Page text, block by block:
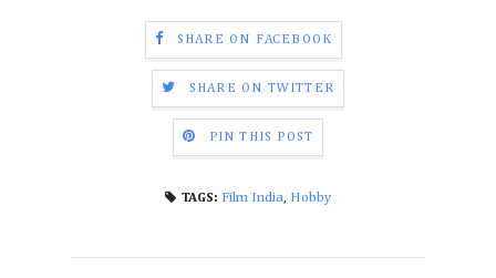
SHARE ON FACEBOOK
SHARE ON TWITTER
PIN THIS POST
TAGS: Film India, Hobby